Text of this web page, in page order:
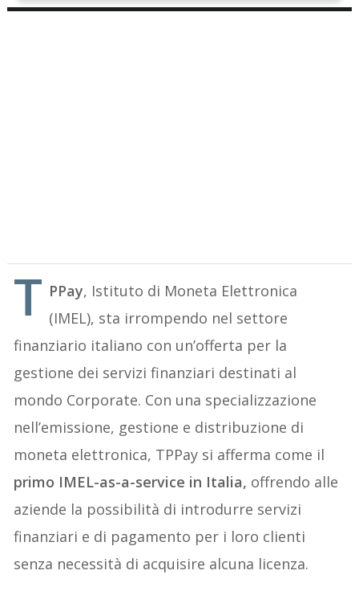
T PPay, Istituto di Moneta Elettronica
(IMEL), sta irrompendo nel settore
finanziario italiano con un’offerta per la
gestione dei servizi finanziari destinati al
mondo Corporate. Con una specializzazione
nell’emissione, gestione e distribuzione di
moneta elettronica, TPPay si afferma come il
primo IMEL-as-a-service in Italia, offrendo alle
aziende la possibilità di introdurre servizi
finanziari e di pagamento per i loro clienti
senza necessità di acquisire alcuna licenza.